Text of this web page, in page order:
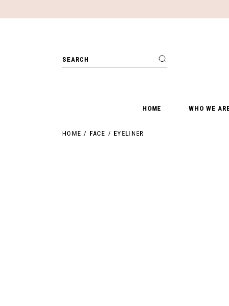
HOME WHO WE
HOME FACE EYELINER